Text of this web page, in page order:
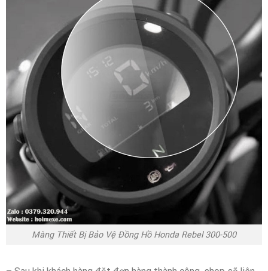
Màng Thiết Bị Bảo Vệ Đồng Hồ Honda Rebel 300-500